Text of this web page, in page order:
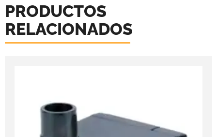
PRODUCTOS
RELACIONADOS